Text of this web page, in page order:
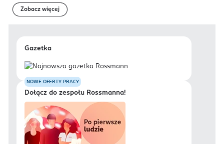
Zobacz więcej
Gazetka
NOWE OFERTY PRACY
Dołącz do zespołu Rossmanna!